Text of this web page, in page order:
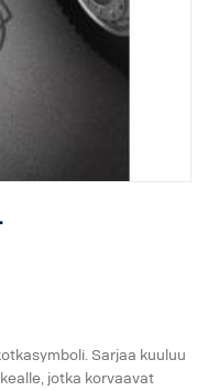
Sarjaa kuuluu
jotka korvaavat